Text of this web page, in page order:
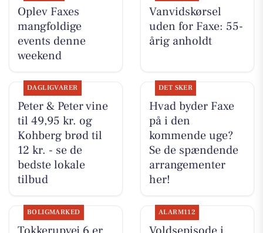
Oplev Faxes
mangfoldige
events denne
weekend
Vanvidskørsel
uden for Faxe: 55-
årig anholdt
DAGLIGVARER
Peter & Peter vine
til 49,95 kr. og
Kohberg brød til
12 kr. - se de
bedste lokale
tilbud
DET SKER
Hvad byder Faxe
på i den
kommende uge?
Se de spændende
arrangementer
her!
BOLIGMARKED ALARM112